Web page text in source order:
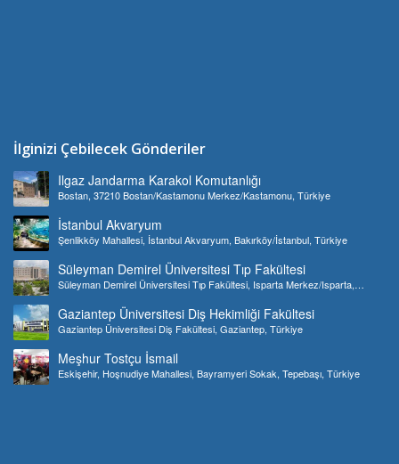
İlginizi Çebilecek Gönderiler
Ilgaz Jandarma Karakol Komutanlığı
Bostan, 37210 Bostan/Kastamonu Merkez/Kastamonu, Türkiye
İstanbul Akvaryum
Şenlikköy Mahallesi, İstanbul Akvaryum, Bakırköy/İstanbul, Türkiye
Süleyman Demirel Üniversitesi Tıp Fakültesi
Süleyman Demirel Üniversitesi Tıp Fakültesi, Isparta Merkez/Isparta,
Gaziantep Üniversitesi Diş Hekimliği Fakültesi
Gaziantep Üniversitesi Diş Fakültesi, Gaziantep, Türkiye
Meşhur Tostçu İsmail
Eskişehir, Hoşnudiye Mahallesi, Bayramyeri Sokak, Tepebaşı, Türkiye